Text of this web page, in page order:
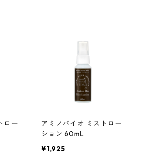
ロー
アミノバイオ ミストロー
ション 60mL
¥1,925